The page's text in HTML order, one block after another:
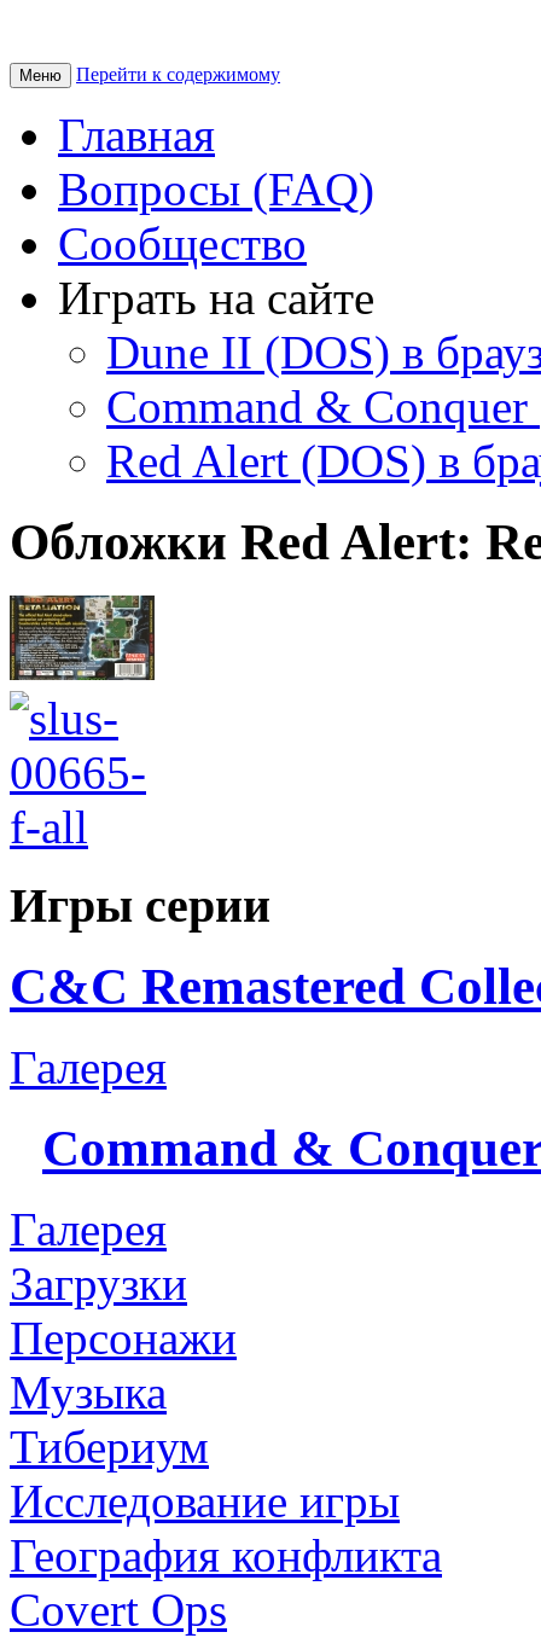
Меню Перейти к содержимому
Главная
Вопросы (FAQ)
Сообщество
Играть на сайте
Dune II (DOS) в
Command & Conquer
Red Alert (DOS) в
Обложки Red Alert:
Игры серии
C&C Remastered
Галерея
Command &
Галерея
Загрузки
Персонажи
Музыка
Тибериум
Исследование игры
География конфликта
Covert Ops